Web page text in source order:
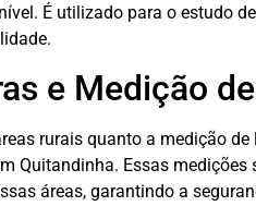
É utilizado para o estudo
e Medição
rurais quanto a medição
Quitandinha. Essas
áreas, garantindo a